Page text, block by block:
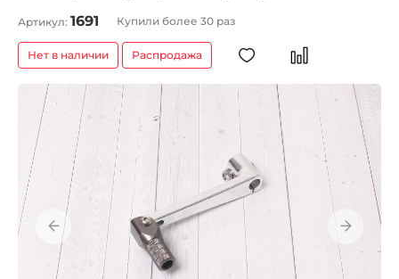
Артикул: 1691 Купили более 30 раз
Нет в наличии Распродажа